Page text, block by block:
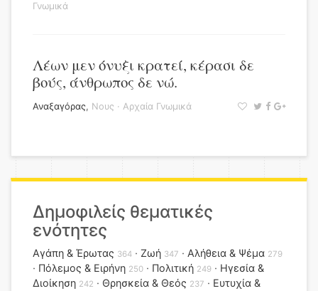
Γνωμικά
Λέων μεν όνυξι κρατεί, κέρασι δε
βούς, άνθρωπος δε νώ.
Αναξαγόρας, Νους · Αρχαία Γνωμικά
Δημοφιλείς θεματικές
ενότητες
Αγάπη & Έρωτας 364 Ζωή 347 Αλήθεια & Ψέμα 279
Πόλεμος & Ειρήνη 250 Πολιτική 249
Ηγεσία &
Διοίκηση 242 Θρησκεία & Θεός 237
Ευτυχία &